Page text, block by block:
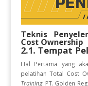
Teknis
Cost Ownership
2.1. Tempat
Hal Pertama yang
pelatihan Total Cost
Training. PT. Golden